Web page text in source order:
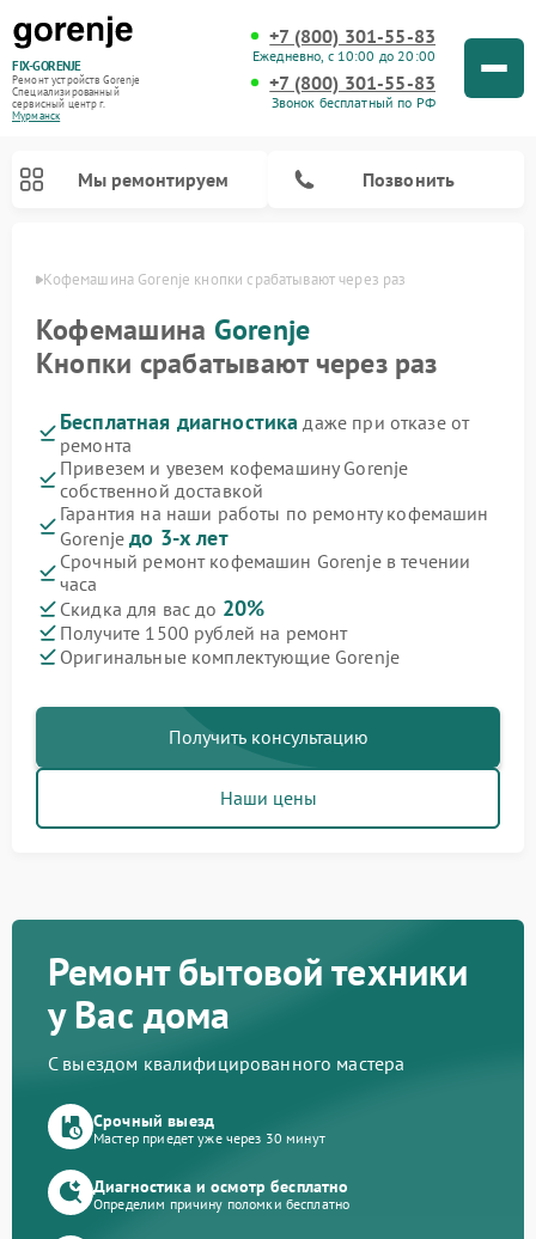
FIX-GORENJE
Ремонт устройств Gorenje
Специализированный
cервисный центр г.
Мурманск
+7 (800) 301-55-83
Ежедневно, с 10:00 до 20:00
+7 (800) 301-55-83
Звонок бесплатный по РФ
Мы ремонтируем Позвонить
Кофемашина Gorenje кнопки срабатывают через раз
Кофемашина Gorenje
Кнопки срабатывают через раз
Бесплатная диагностика даже при отказе от
ремонта
Привезем и увезем кофемашину Gorenje
собственной доставкой
Гарантия на наши работы по ремонту кофемашин
Gorenjeдо 3-х лет
Срочный ремонт кофемашин Gorenje в течении
часа
Скидка для вас до 20%
Получите 1500 рублей на ремонт
Оригинальные комплектующие Gorenje
Получить консультацию
Наши цены
Ремонт бытовой техники
у Вас дома
С выездом квалифицированного мастера
Срочный выезд
Мастер приедет уже через 30 минут
Диагностика и осмотр бесплатно
Определим причину поломки бесплатно